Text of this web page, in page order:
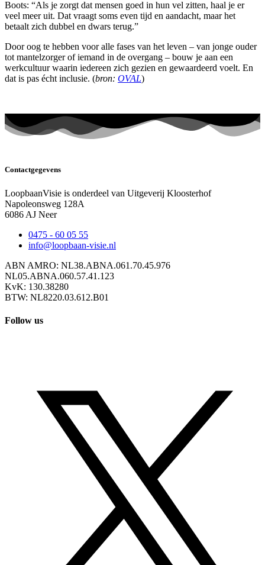
Boots: “Als je zorgt dat mensen goed in hun vel zitten, haal je er
veel meer uit. Dat vraagt soms even tijd en aandacht, maar het
betaalt zich dubbel en dwars terug.”
Door oog te hebben voor alle fases van het leven – van jonge ouder
tot mantelzorger of iemand in de overgang – bouw je aan een
werkcultuur waarin iedereen zich gezien en gewaardeerd voelt. En
dat is pas écht inclusie. (bron: OVAL)
Contactgegevens
LoopbaanVisie is onderdeel van Uitgeverij Kloosterhof
Napoleonsweg 128A
6086 AJ Neer
0475 - 60 05 55
info@loopbaan-visie.nl
ABN AMRO: NL38.ABNA.061.70.45.976
NL05.ABNA.060.57.41.123
KvK: 130.38280
BTW: NL8220.03.612.B01
Follow us